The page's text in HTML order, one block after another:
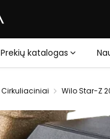
Prekių katalogas
Cirkuliaciniai Wilo Star-Z